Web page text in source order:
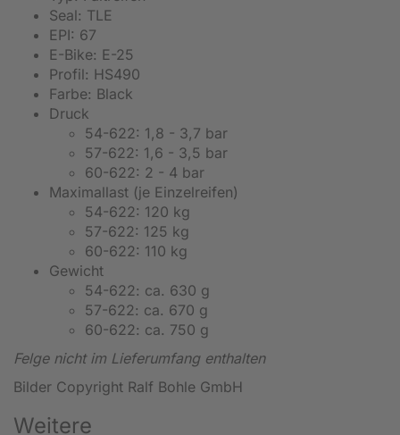
Seal: TLE
EPI: 67
E-Bike: E-25
Profil: HS490
Farbe: Black
Druck
54-622: 1,8 - 3,7 bar
57-622: 1,6 - 3,5 bar
60-622: 2 - 4 bar
Maximallast (je Einzelreifen)
54-622: 120 kg
57-622: 125 kg
60-622: 110 kg
Gewicht
54-622: ca. 630 g
57-622: ca. 670 g
60-622: ca. 750 g
Felge nicht im Lieferumfang enthalten
Bilder Copyright Ralf Bohle GmbH
Weitere